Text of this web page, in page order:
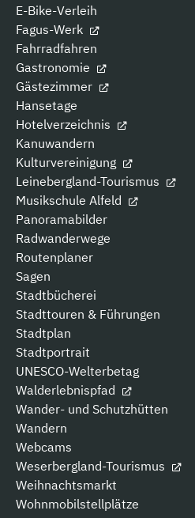
E-Bike-Verleih
Fagus-Werk
Fahrradfahren
Gastronomie
Gästezimmer
Hansetage
Hotelverzeichnis
Kanuwandern
Kulturvereinigung
Leinebergland-Tourismus
Musikschule Alfeld
Panoramabilder
Radwanderwege
Routenplaner
Sagen
Stadtbücherei
Stadttouren & Führungen
Stadtplan
Stadtportrait
UNESCO-Welterbetag
Walderlebnispfad
Wander- und Schutzhütten
Wandern
Webcams
Weserbergland-Tourismus
Weihnachtsmarkt
Wohnmobilstellplätze